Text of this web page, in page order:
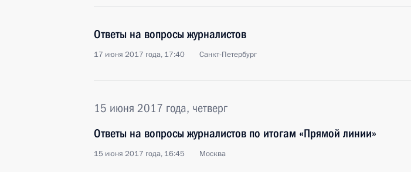
Ответы на вопросы журналистов
17 июня 2017 года, 17:40 Санкт-Петербург
15 июня 2017 года, четверг
Ответы на вопросы журналистов по итогам «Прямой линии»
15 июня 2017 года, 16:45 Москва